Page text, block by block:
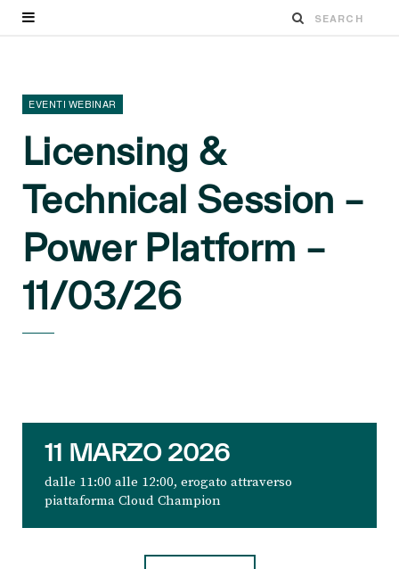
EVENTI WEBINAR
Licensing &
Technical Session –
Power Platform –
11/03/26
11 MARZO 2026
dalle 11:00 alle 12:00, erogato attraverso
piattaforma Cloud Champion